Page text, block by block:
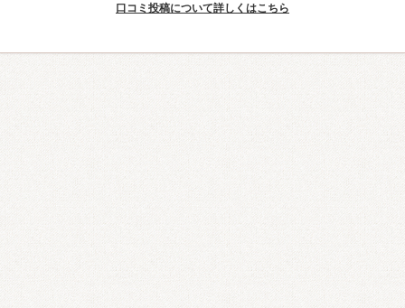
口コミ投稿について詳しくはこちら